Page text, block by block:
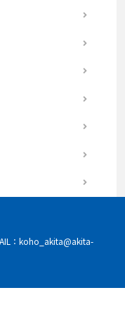
：koho_akita@akita-